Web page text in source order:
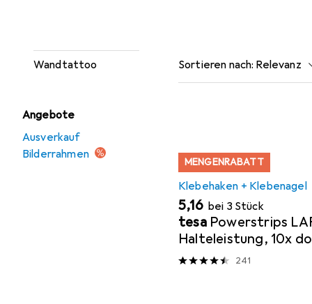
Wandtattoo
Angebote
Ausverkauf
Bilderrahmen
Sortieren nach: Relevanz
MENGENRABATT
Klebehaken + Klebenagel
EUR
5,16 bei 3 Stück
tesa Powerstrips
Halteleistung, 10x
Klebestreifen
241